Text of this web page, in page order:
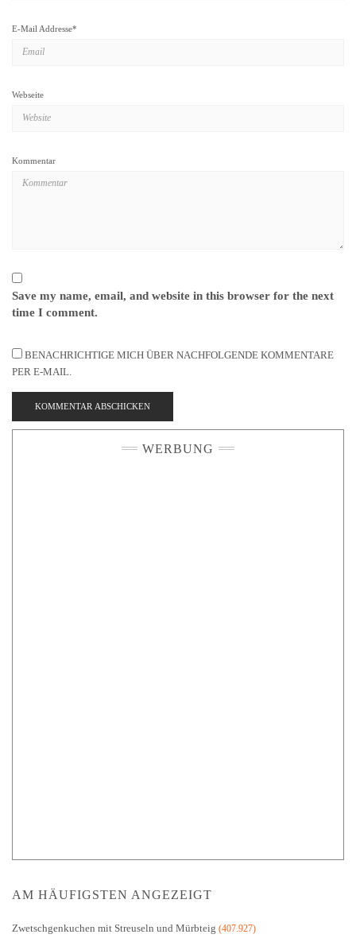
E-Mail Addresse*
Webseite
Kommentar
Save my name, email, and website in this browser for the next
time I comment.
BENACHRICHTIGE MICH ÜBER NACHFOLGENDE KOMMENTARE
PER E-MAIL.
WERBUNG
AM HÄUFIGSTEN ANGEZEIGT
Zwetschgenkuchen mit Streuseln und Mürbteig (407.927)